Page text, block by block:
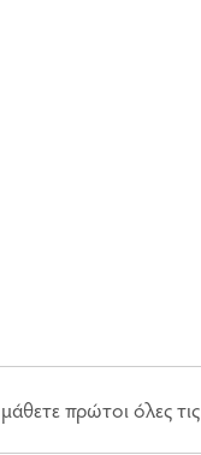
πρώτοι όλες τις